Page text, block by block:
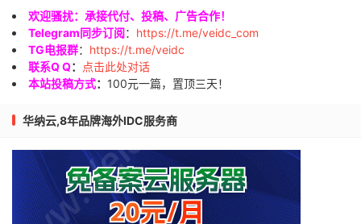
欢迎骚扰：承接代付、投稿、广告合作！
Telegram同步订阅： https://t.me/veidc_com
TG电报群： https://t.me/veidc
联系Q Q：
点击此处对话
本站投稿方式： 100元一篇，置顶三天！
华纳云,8年品牌海外IDC服务商